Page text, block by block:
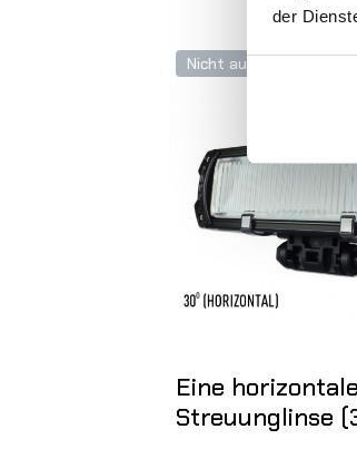
der
Nicht auf Lager
Eine horizontale
Streuunglinse